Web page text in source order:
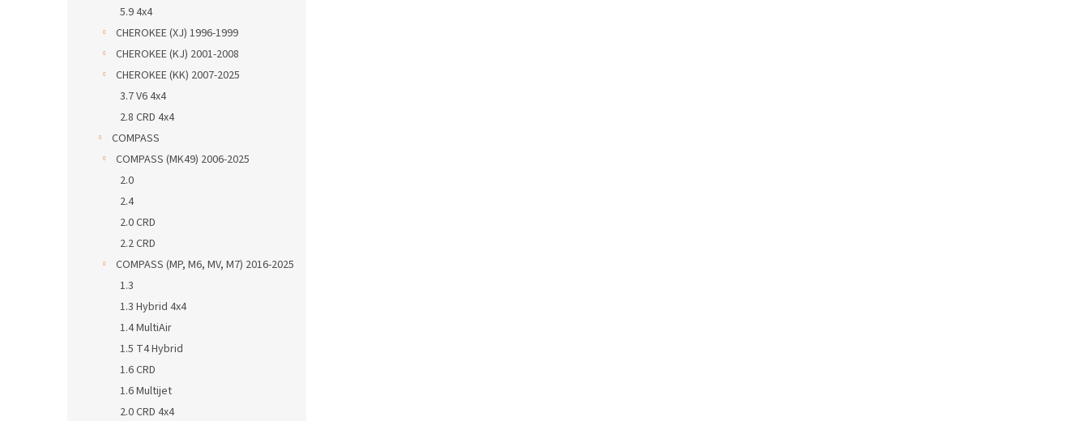
5.9 4x4
CHEROKEE (XJ) 1996-1999
CHEROKEE (KJ) 2001-2008
CHEROKEE (KK) 2007-2025
3.7 V6 4x4
2.8 CRD 4x4
COMPASS
COMPASS (MK49) 2006-2025
2.0
2.4
2.0 CRD
2.2 CRD
COMPASS (MP, M6, MV, M7) 2016-2025
1.3
1.3 Hybrid 4x4
1.4 MultiAir
1.5 T4 Hybrid
1.6 CRD
1.6 Multijet
2.0 CRD 4x4